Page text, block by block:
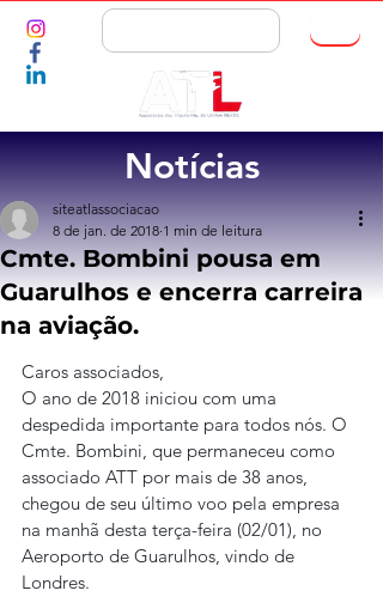
Notícias
Cmte. Bombini pousa em
Guarulhos e encerra carreira
na aviação.
siteatlassociacao
8 de jan. de 2018 1 min de leitura
Caros associados,
O ano de 2018 iniciou com uma
despedida importante para todos nós. O
Cmte. Bombini, que permaneceu como
associado ATT por mais de 38 anos,
chegou de seu último voo pela empresa
na manhã desta terça-feira (02/01), no
Aeroporto de Guarulhos, vindo de
Londres.